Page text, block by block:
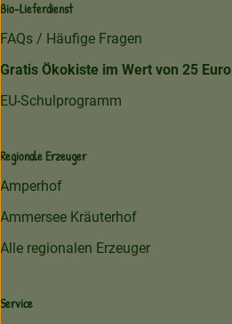
Bio-Lieferdienst
FAQs / Häufige Fragen
Gratis Ökokiste im Wert von 25 Euro
EU-Schulprogramm
Regionale Erzeuger
Amperhof
Ammersee Kräuterhof
Alle regionalen Erzeuger
Service